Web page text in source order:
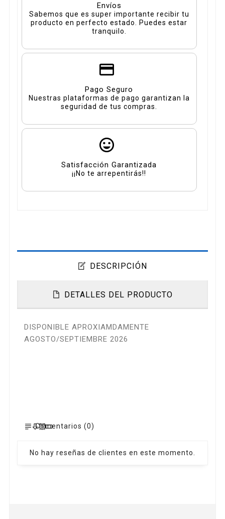
Envíos
Sabemos que es super importante recibir tu
producto en perfecto estado. Puedes estar
tranquilo.
Pago Seguro
Nuestras plataformas de pago garantizan la
seguridad de tus compras.
Satisfacción Garantizada
¡¡No te arrepentirás!!
DESCRIPCIÓN
DETALLES DEL PRODUCTO
DISPONIBLE APROXIAMDAMENTE
AGOSTO/SEPTIEMBRE 2026
Comentarios (0)
No hay reseñas de clientes en este momento.